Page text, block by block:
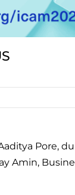
Pore, du
Amin,